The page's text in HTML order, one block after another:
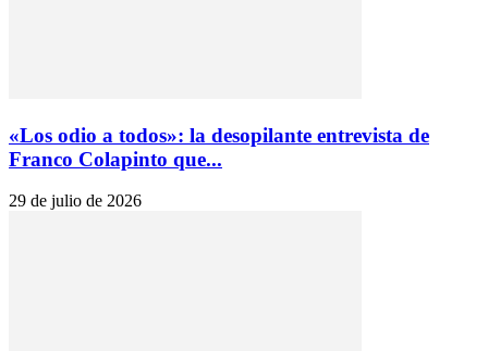
«Los odio a todos»: la desopilante entrevista de
Franco Colapinto que...
29 de julio de 2026